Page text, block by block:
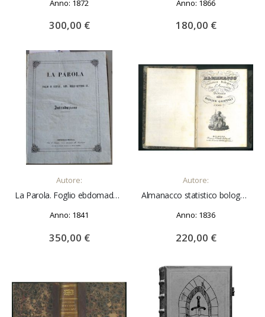
Anno: 1872
300,00 €
Anno: 1866
180,00 €
AGGIUNGI AL CARRELLO
Autore:
La Parola. Foglio ebdomadario di scienze, arti, belle lettere, ecc. Collezione completa di tutto il pubblicato con i frontespizi e gli indici
Anno: 1841
350,00 €
AGGIUNGI AL CARRELLO
Autore:
Almanacco statistico bolognese, per l'anno 1836. Dedicato alle donne gentili. Anno 7°. UNITO A: Almanacco statistico bolognese, per l'anno 1837. Dedicato alle donne gentili. Anno 8°
Anno: 1836
220,00 €